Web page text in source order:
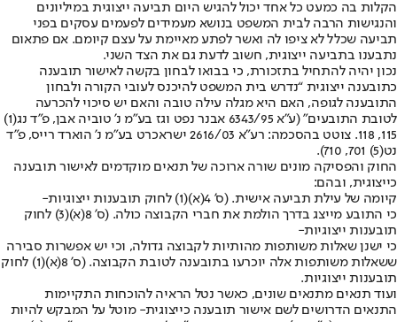
הקלות בה כמעט כל אחד יכול להגיש היום תביעה ייצוגית במיליונים
והנגישות הרבה לבית המשפט בנושא מעמידים לפעמים עסקים בפני
תביעה שכלל לא ציפו לה ואשר לפתע מאיימת על עצם קיומם. אם פתאום
נתבענו בתביעה ייצוגית, חשוב לדעת גם את הצד השני.
נכון יהיה להתחיל בתזכורת, כי בבואו לבחון בקשה לאישור תובענה
כתובענה ייצוגית “נדרש בית המשפט להיכנס לעובי הקורה ולבחון
התובענה לגופה, האם היא מגלה עילה טובה והאם יש סיכוי להכרעה
לטובת התובעים” (ע”א 6343/95 אבנר נפט וגז בע”מ נ’ טוביה אבן, פ”ד נג(1)
115, 118. צוטט בהסכמה: רע”א 2616/03 ישראכרט בע”מ נ’ הוארד רייס, פ”ד
נט(5) 701, 710).
החוק והפסיקה מונים שורה ארוכה של תנאים מוקדמים לאישור תובענה
כייצוגית, ובהם:
קיומה של עילת תביעה אישית. (ס’ 4(א)(1) לחוק תובענות ייצוגיות-
כי התובע מייצג בדרך הולמת את חברי הקבוצה כולה. (ס’ 8(א)(3) לחוק
תובענות ייצוגיות-
כי ישנן שאלות משותפות מהותיות לקבוצה גדולה, וכי יש אפשרות סבירה
ששאלות משותפות אלה יוכרעו בתובענה לטובת הקבוצה. (ס’ 8(א)(1) לחוק
תובענות ייצוגיות.
ועוד תנאים מתנאים שונים, כאשר נטל הראיה להוכחות התקיימות
התנאים הדרושים לשם אישור תובענה כייצוגית- מוטל על המבקש להיות